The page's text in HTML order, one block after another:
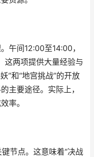
午间12:00至14:00，
这两项提供大量经验与
”和“地宫挑战”的开放
主要途径。实际上，
率。
节点。这意味着“决战